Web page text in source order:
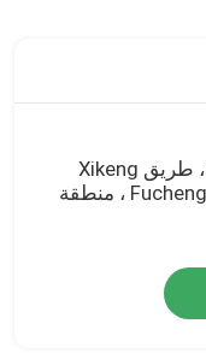
رقم 501 ، المباني رقم 16 رقم 7 ، طريق Xikeng
الجنوبي ، مجتمع Xikeng ، شارع Fucheng ، منطقة